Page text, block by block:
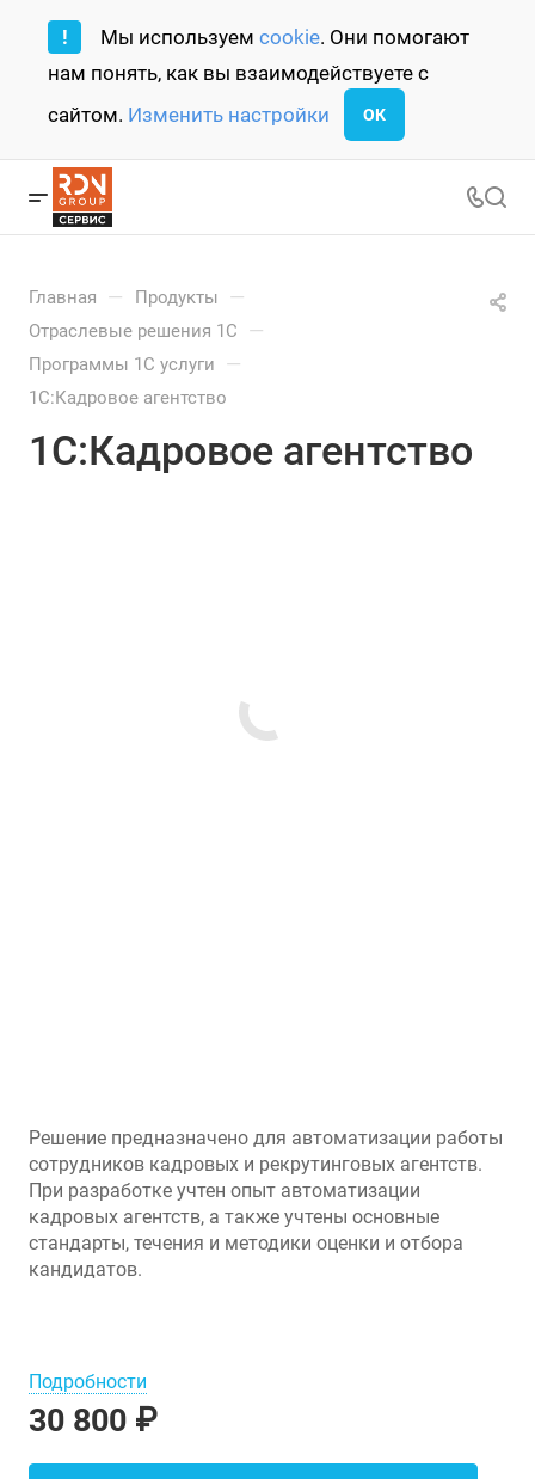
! Мы используем cookie. Они помогают
нам понять, как вы взаимодействуете с
сайтом. Изменить настройки ОК
Главная — Продукты —
Отраслевые решения 1С —
Программы 1С услуги —
1С:Кадровое агентство
1С:Кадровое агентство
Решение предназначено для автоматизации работы
сотрудников кадровых и рекрутинговых агентств.
При разработке учтен опыт автоматизации
кадровых агентств, а также учтены основные
стандарты, течения и методики оценки и отбора
кандидатов.
Подробности
30 800 ₽